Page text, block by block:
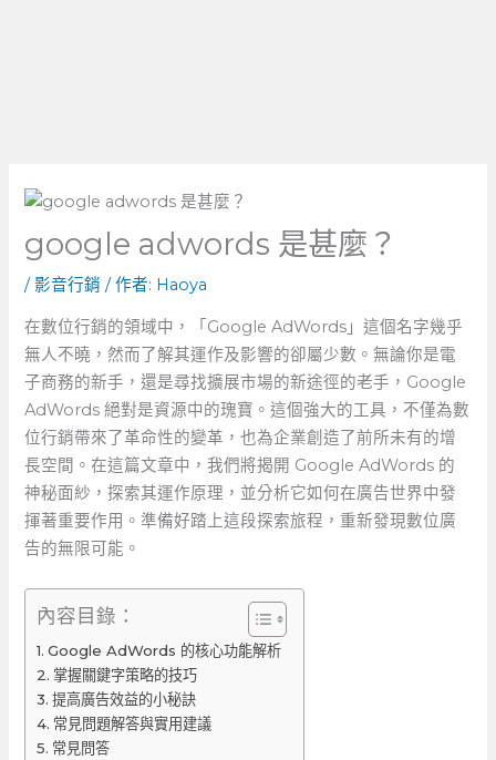
google adwords 是甚麼？
/影音行銷 / 作者: Haoya
在數位行銷的領域中，「Google AdWords」這個名字幾乎
無人不曉，然而了解其運作及影響的卻屬少數。無論你是電
子商務的新手，還是尋找擴展市場的新途徑的老手，Google
AdWords 絕對是資源中的瑰寶。這個強大的工具，不僅為數
位行銷帶來了革命性的變革，也為企業創造了前所未有的增
長空間。在這篇文章中，我們將揭開 Google⁢ AdWords 的
神秘面紗，探索其運作原理，並分析它如何在廣告世界中發
揮著重要作用。準備好踏上這段探索旅程，重新發現數位廣
告的無限可能。
內容目錄：
Google⁣ AdWords 的核心功能解析
掌握關鍵字策略的技巧
提高廣告效益的小秘訣
常見問題解答與實用建議
常見問答